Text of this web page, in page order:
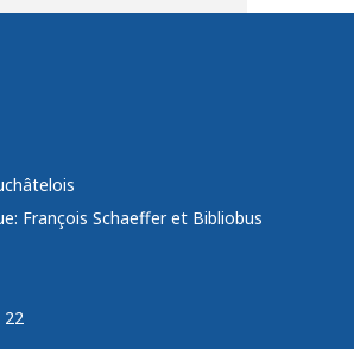
François Schaeffer et Bibliobus